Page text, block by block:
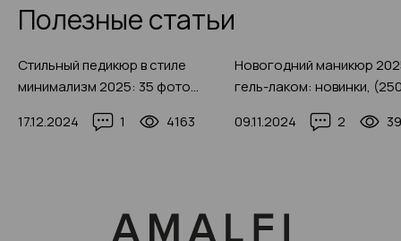
Полезные статьи
Стильный педикюр в стиле
минимализм 2025: 35 фото
17.12.2024 1 4163
Новогодний маникюр
гель-лаком: новинки,
09.11.2024 2